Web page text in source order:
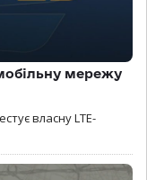
мережу
власну LTE-